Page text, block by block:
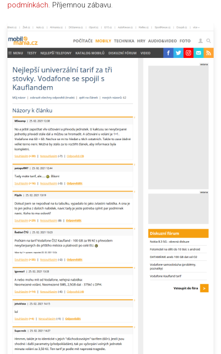
podmínkách. Příjemnou zábavu.